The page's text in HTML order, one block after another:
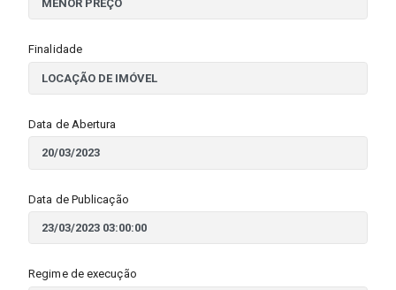
Finalidade
Data de Abertura
Data de Publicação
Regime de execução